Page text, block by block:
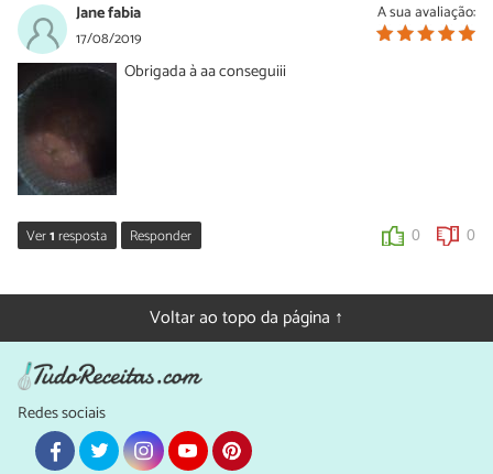
A sua avaliação:
Jane fabia
17/08/2019
Obrigada à aa conseguiii
Ver1resposta Responder 0 0
19/08/2019
Oi Jane, que bom que você preparou nossa receita de doce
cremoso de goiaba! Obrigada pelo seu comentário e foto 🙂
Voltar ao topo da página ↑
Redes sociais